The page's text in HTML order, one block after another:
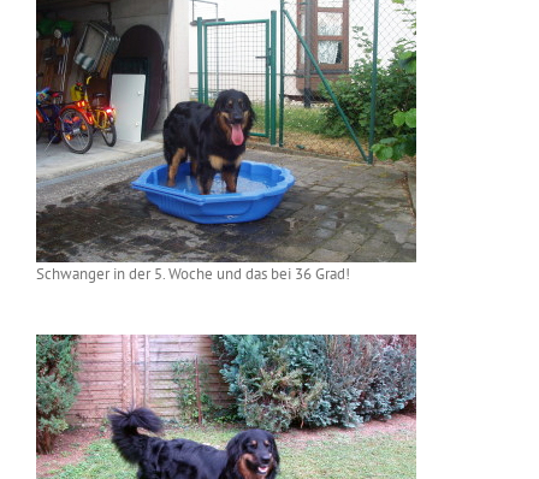
Schwanger in der 5. Woche und das bei 36 Grad!